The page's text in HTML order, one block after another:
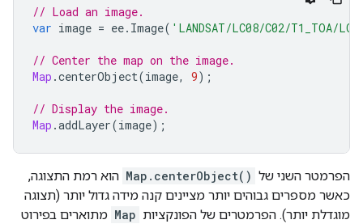
// Load an image.
var image = ee. Image( 'LANDSAT/LC08/C02/T1_TOA/
// Center the map on the image.
Map .centerObject(image, 9);
// Display the image.
Map .addLayer(image);
הפרמטר השני של Map.centerObject() הוא רמת התצוגה,
כאשר מספרים גבוהים יותר מציינים קנה מידה גדול יותר (תצוגה
מוגדלת יותר). הפרמטרים של הפונקציות Map מתוארים בפירוט